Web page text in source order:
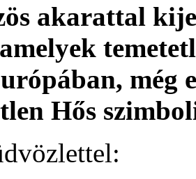
akarattal
még
Hős